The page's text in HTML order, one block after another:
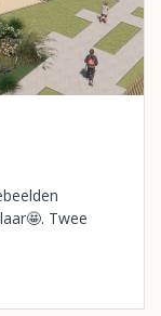
Twee